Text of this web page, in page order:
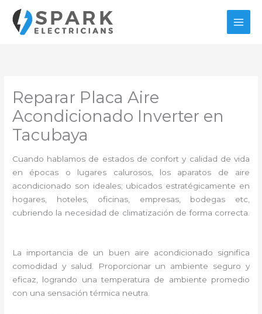
contenido
Reparar Placa Aire
Acondicionado Inverter en
Tacubaya
Cuando hablamos de estados de confort y calidad de vida
en épocas o lugares calurosos, los aparatos de aire
acondicionado son ideales; ubicados estratégicamente en
hogares, hoteles, oficinas, empresas, bodegas etc,
cubriendo la necesidad de climatización de forma correcta.
La importancia de un buen aire acondicionado significa
comodidad y salud. Proporcionar un ambiente seguro y
eficaz, logrando una temperatura de ambiente promedio
con una sensación térmica neutra.